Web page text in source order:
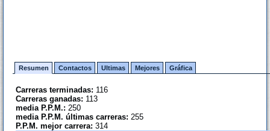
Resumen Contactos Ultimas Mejores Gráfica
Carreras terminadas: 116
Carreras ganadas: 113
media P.P.M.: 250
media P.P.M. últimas carreras: 255
P.P.M. mejor carrera: 314